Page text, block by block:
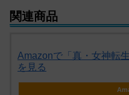
関連商品
Amazonで「真・女神転
を見る